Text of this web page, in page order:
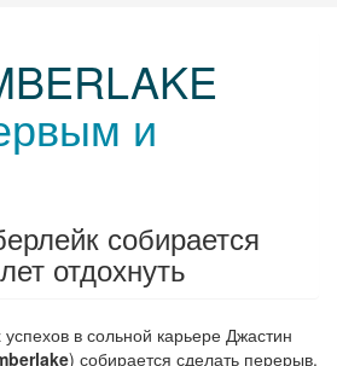
и
собирается
отдохнуть
в сольной карьере Джастин
) собирается сделать перерыв.